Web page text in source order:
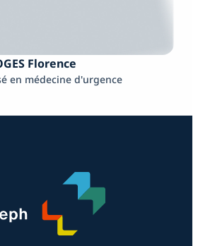
Florence
en médecine d'urgence